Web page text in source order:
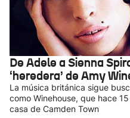
De Adele a Sienna
‘heredera’ de Amy
La música británica sigue
como Winehouse, que hace
casa de Camden Town